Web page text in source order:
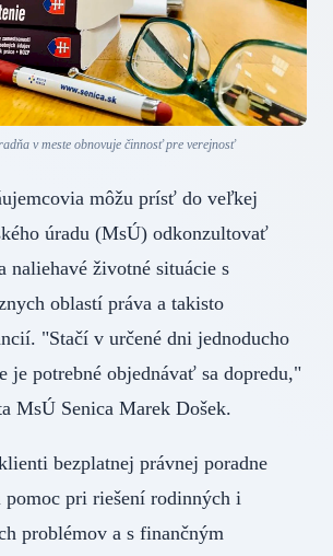
v meste obnovuje činnosť pre verejnosť
môžu prísť do veľkej
úradu (MsÚ) odkonzultovať
naliehavé životné situácie s
oblastí práva a takisto
"Stačí v určené dni jednoducho
je potrebné objednávať sa dopredu,"
MsÚ Senica Marek Došek.
bezplatnej právnej poradne
pri riešení rodinných i
problémov a s finančným